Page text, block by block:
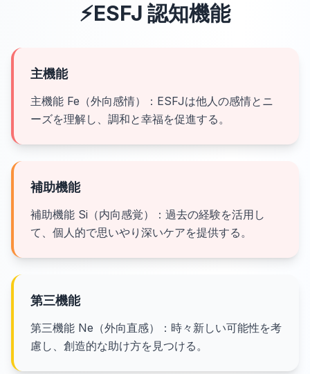
⚡ESFJ 認知機能
主機能
主機能 Fe（外向感情）：ESFJは他人の感情とニ
ーズを理解し、調和と幸福を促進する。
補助機能
補助機能 Si（内向感覚）：過去の経験を活用し
て、個人的で思いやり深いケアを提供する。
第三機能
第三機能 Ne（外向直感）：時々新しい可能性を考
慮し、創造的な助け方を見つける。